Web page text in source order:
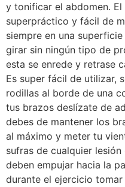
y tonificar el abdomen.
superpráctico y fácil de
siempre en una
girar sin ningún tipo de
esta se enrede y retrase
Es super fácil de utilizar,
rodillas al borde de una
tus brazos deslízate de
debes de mantener los
al máximo y meter tu
sufras de cualquier
deben empujar hacia la
durante el ejercicio